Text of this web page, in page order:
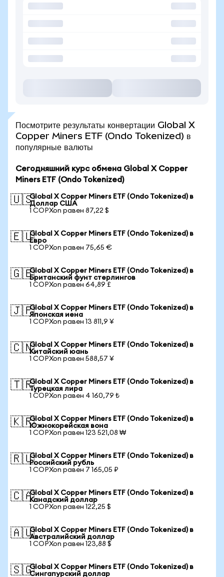
Посмотрите результаты конвертации Global X
Copper Miners ETF (Ondo Tokenized) в
популярные валюты
Сегодняшний курс обмена Global X Copper
Miners ETF (Ondo Tokenized)
🇺🇸Global X Copper Miners ETF (Ondo Tokenized) в
Доллар США
1 COPXon равен 87,22 $
🇪🇺Global X Copper Miners ETF (Ondo Tokenized) в
Евро
1 COPXon равен 75,65 €
🇬🇧Global X Copper Miners ETF (Ondo Tokenized) в
Британский фунт стерлингов
1 COPXon равен 64,89 £
🇯🇵Global X Copper Miners ETF (Ondo Tokenized) в
Японская иена
1 COPXon равен 13 811,9 ¥
🇨🇳Global X Copper Miners ETF (Ondo Tokenized) в
Китайский юань
1 COPXon равен 588,57 ¥
🇹🇷Global X Copper Miners ETF (Ondo Tokenized) в
Турецкая лира
1 COPXon равен 4 160,79 ₺
🇰🇷Global X Copper Miners ETF (Ondo Tokenized) в
Южнокорейская вона
1 COPXon равен 123 521,08 ₩
🇷🇺Global X Copper Miners ETF (Ondo Tokenized) в
Российский рубль
1 COPXon равен 7 165,05 ₽
🇨🇦Global X Copper Miners ETF (Ondo Tokenized) в
Канадский доллар
1 COPXon равен 122,25 $
🇦🇺Global X Copper Miners ETF (Ondo Tokenized) в
Австралийский доллар
1 COPXon равен 123,88 $
🇸🇬Global X Copper Miners ETF (Ondo Tokenized) в
Сингапурский доллар